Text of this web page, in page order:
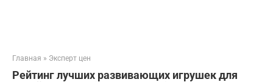
Главная » Эксперт цен
Рейтинг лучших развивающих игрушек для